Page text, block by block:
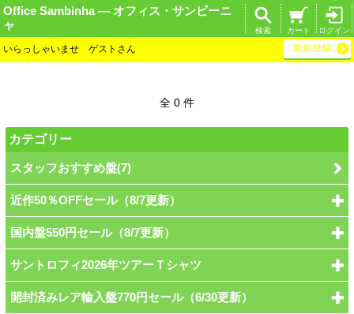
Office Sambinha ― オフィス・サンビーニ
ャ
ログイン
カート
検索
いらっしゃいませ ゲストさん 新規登録
全 0 件
カテゴリー
スタッフおすすめ盤(7)
近作50％OFFセール（8/7更新）
国内盤550円セール（8/7更新）
サントロフィ2026年ツアーＴシャツ
開封済みレア輸入盤770円セール（6/30更新）